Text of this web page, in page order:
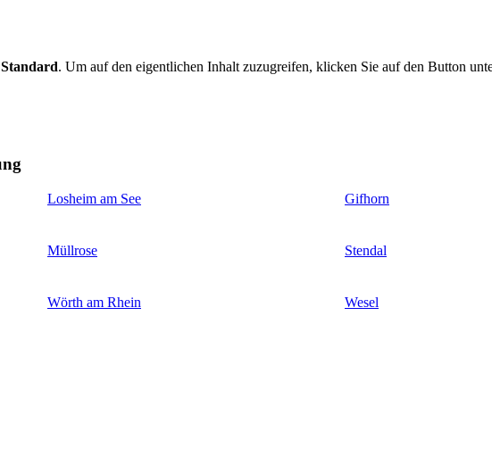
Standard. Um auf den eigentlichen Inhalt zuzugreifen, klicken Sie auf den Button
Losheim am See Gifhorn
Müllrose Stendal
Wörth am Rhein Wesel